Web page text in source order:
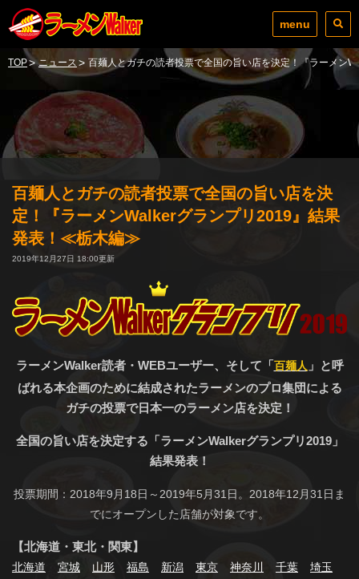
menu
TOP> ニュース > 百麺人とガチの読者投票で全国の旨い店を決定！『ラーメ
百麺人とガチの読者投票で全国の旨い店を決
定！『ラーメンWalkerグランプリ2019』結果
発表！≪栃木編≫
2019年12月27日 18:00更新
ラーメンWalker読者・WEBユーザー、そして「 百麺人 」と呼
ばれる本企画のために結成されたラーメンのプロ集団による
ガチの投票で日本一のラーメン店を決定！
全国の旨い店を決定する「ラーメンWalkerグランプリ2019」
結果発表！
投票期間：2018年9月18日～2019年5月31日。2018年12月31日ま
でにオープンした店舗が対象です。
【北海道・東北・関東】
北海道 宮城 山形 福島 新潟 東京 神奈川 千葉
埼玉